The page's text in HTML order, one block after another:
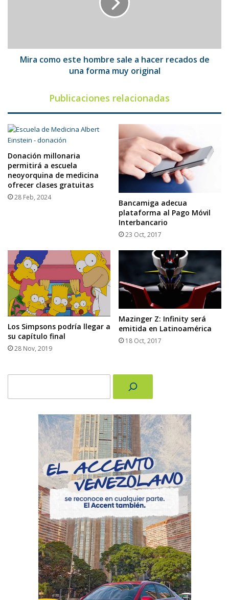
de
Mira como este hombre sale a hacer recados de
una forma muy original
Publicaciones relacionadas
Donación millonaria
permitirá a escuela
neoyorquina de medicina
ofrecer clases gratuitas
28 Feb, 2024
Bancamiga adecua
plataforma al Pago Móvil
Interbancario
23 Oct, 2017
Los Simpsons podría llegar a
su capítulo final
28 Nov, 2019
Mazinger Z: Infinity será
emitida en Latinoamérica
18 Oct, 2017